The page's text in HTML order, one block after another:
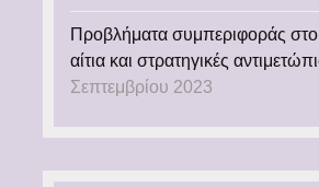
Προβλήματα συμπεριφοράς στο
αίτια και στρατηγικές
Σεπτεμβρίου 2023